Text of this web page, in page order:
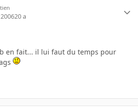
20 a
en fait... il lui faut du temps pour